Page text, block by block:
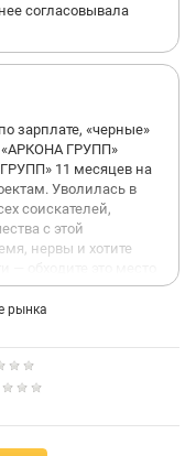
согласовывала
зарплате, «черные»
«АРКОНА ГРУПП»
11 месяцев на
Уволилась в
соискателей,
с этой
нервы и хотите
— обходите это место
процессы
обман по выплатам
условия: оклад 60
По факту в
руки», пообещав
рынка